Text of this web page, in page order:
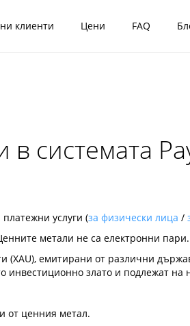
клиенти Цени FAQ
системата
услуги (за физически лица /
метали не са електронни пари.
емитирани от различни
злато и подлежат на
от ценния метал.